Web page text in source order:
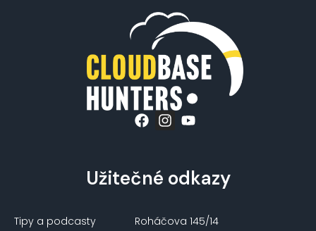
Užitečné odkazy
Tipy a podcasty
Roháčova 145/14